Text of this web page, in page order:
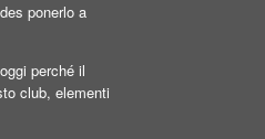
ponerlo a
perché il
club, elementi